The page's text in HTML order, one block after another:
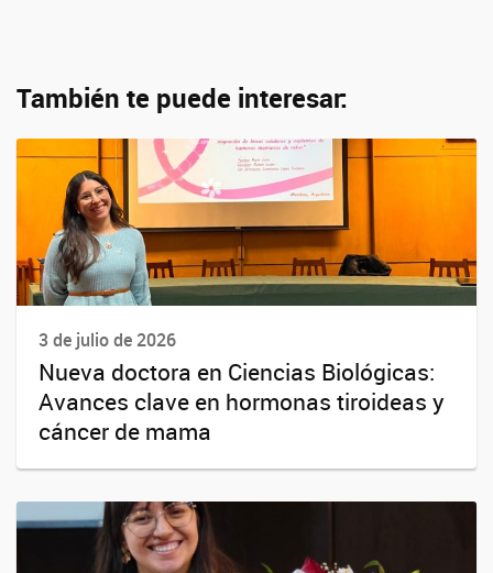
También te puede interesar:
3 de julio de 2026
Nueva doctora en Ciencias Biológicas:
Avances clave en hormonas tiroideas y
cáncer de mama